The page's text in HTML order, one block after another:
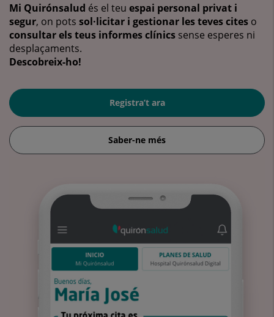
Mi Quirónsalud és el teu espai personal privat i
segur, on pots sol·licitar i gestionar les teves cites o
consultar els teus informes clínics sense esperes ni
desplaçaments.
Descobreix-ho!
Registra’t ara
Saber-ne més